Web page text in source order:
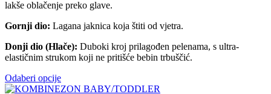
lakše oblačenje preko glave.
Gornji dio: Lagana jaknica koja štiti od vjetra.
Donji dio (Hlače): Duboki kroj prilagođen pelenama, s ultra-
elastičnim strukom koji ne pritišće bebin trbuščić.
Odaberi opcije